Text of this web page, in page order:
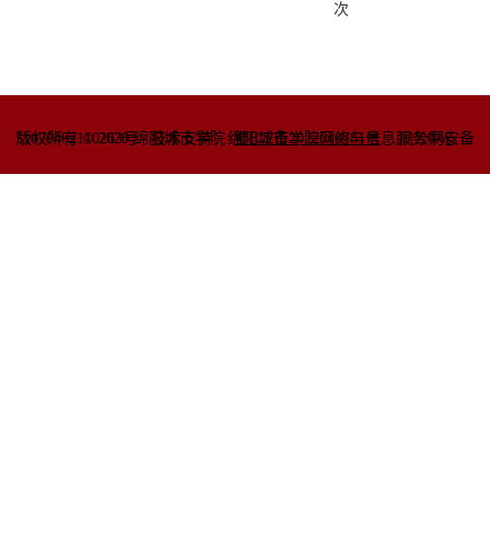
次
版权所有 © 2020 绵阳城市学院蜀ICP备2022010781号 川公网安备
51070402110263号技术支持：绵阳城市学院网络与信息服务中心